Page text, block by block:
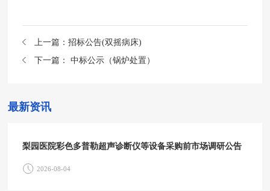
上一篇：招标公告(双摇病床)
中标公示（锅炉处置）
下一篇：
最新资讯
梨园医院彩色多普勒超声诊断仪等设备采购前市场调研公告
2026-08-04